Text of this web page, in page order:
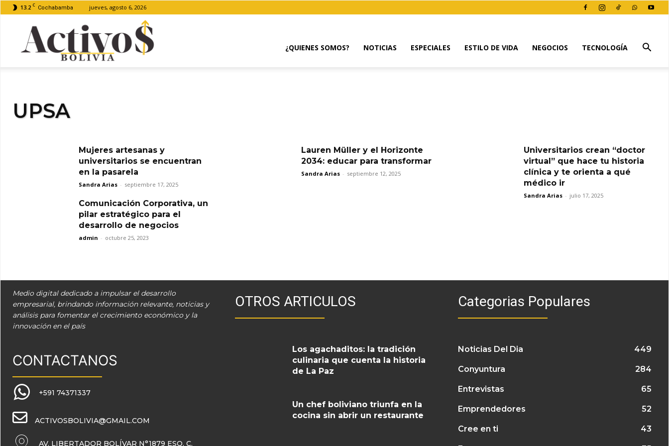
13.2 C Cochabamba jueves, agosto 6, 2026
¿QUIENES SOMOS? NOTICIAS ESPECIALES ESTILO DE VIDA NEGOCIOS TECNOLOGÍA
UPSA
Mujeres artesanas y
universitarios se encuentran
en la pasarela
Sandra Arias - septiembre 17, 2025
Lauren Müller y el Horizonte
2034: educar para transformar
Sandra Arias - septiembre 12, 2025
Universitarios crean “doctor
virtual” que hace tu historia
clínica y te orienta a qué
médico ir
Sandra Arias - julio 17, 2025
Comunicación Corporativa, un
pilar estratégico para el
desarrollo de negocios
admin - octubre 25, 2023
Medio digital dedicado a impulsar el desarrollo
empresarial, brindando información relevante, noticias y
análisis para fomentar el crecimiento económico y la
innovación en el país
CONTACTANOS
+591 74371337
ACTIVOSBOLIVIA@GMAIL.COM
AV. LIBERTADOR BOLÍVAR N°1879 ESQ. C.
OTROS ARTICULOS
Los agachaditos: la tradición
culinaria que cuenta la historia
de La Paz
Un chef boliviano triunfa en la
cocina sin abrir un restaurante
Categorias Populares
Noticias Del Dia 449
Conyuntura 284
Entrevistas 65
Emprendedores 52
Cree en ti 43